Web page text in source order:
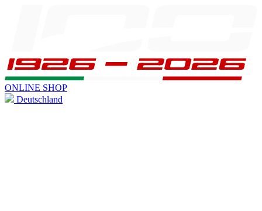
ONLINE SHOP
Deutschland